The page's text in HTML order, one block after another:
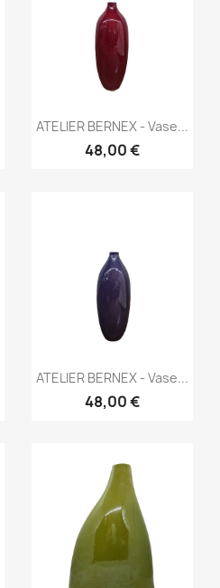
Aperçu rapide
ATELIER BERNEX - Vase...
48,00 €
Aperçu rapide
ATELIER BERNEX - Vase...
48,00 €